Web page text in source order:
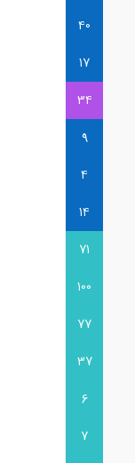
40
17
34
9
4
14
71
100
77
37
6
7